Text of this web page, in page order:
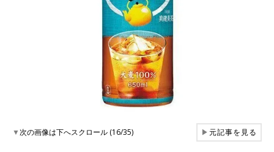
▼次の画像は下へスクロール (16/35) ▶元記事を見る